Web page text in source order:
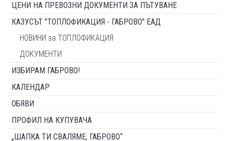
ЦЕНИ НА ПРЕВОЗНИ ДОКУМЕНТИ ЗА ПЪТУВАНЕ
КАЗУСЪТ "ТОПЛОФИКАЦИЯ - ГАБРОВО" ЕАД
НОВИНИ за ТОПЛОФИКАЦИЯ
ДОКУМЕНТИ
ИЗБИРАМ ГАБРОВО!
КАЛЕНДАР
ОБЯВИ
ПРОФИЛ НА КУПУВАЧА
„ШАПКА ТИ СВАЛЯМЕ, ГАБРОВО“